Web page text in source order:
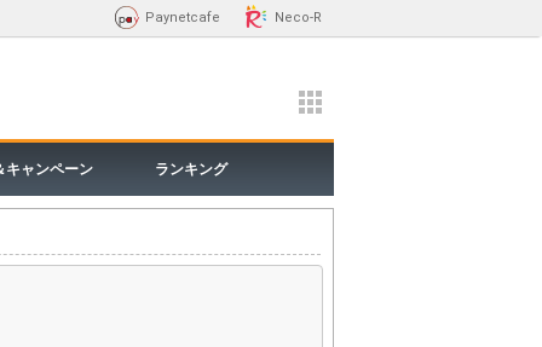
Paynetcafe Neco-R
キャンペーン ランキング